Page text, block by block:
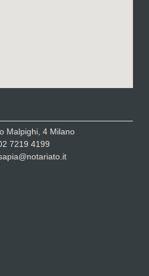
Malpighi, 4 Milano
7219 4199